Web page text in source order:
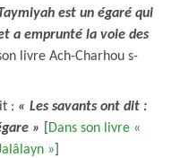
est un égaré qui
a emprunté la voie des
livre Ach-Charhou s-
: « Les savants ont dit :
»
Dans son livre «
»